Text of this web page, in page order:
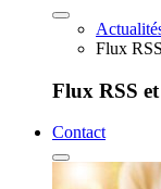
Flux
Flux RSS
Contact